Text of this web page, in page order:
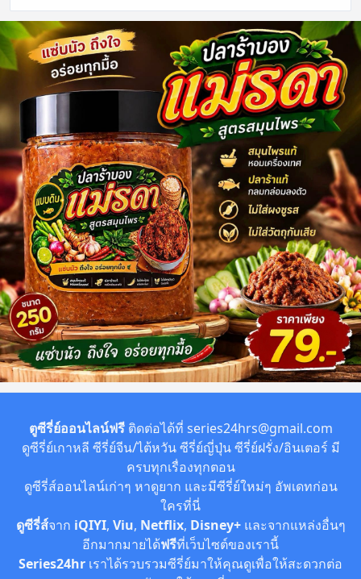
ตูซีรี่ย์ออนไลน์ฟรีติดต่อได้ที่ series24hrs@gmail.com
ดูซีรี่ย์เกาหลี ซีรี่ย์จีน/ไต้หวัน ซีรี่ย์ญี่ปุ่น ซีรี่ย์ฝรั่ง/อินเตอร์ มี
ครบทุกเรื่องทุกตอน
ดูซีรี่ส์ออนไลน์เก่าๆ หาดูยาก และมีซีรี่ย์ใหม่ๆ อัพเดทก่อน
ใครที่นี่
ดูซีรี่ส์จาก iQIYI, Viu, Netflix, Disney+ และจากแหล่งอื่นๆ
อีกมากมายได้ฟรีที่เว็บไซต์ของเรานี้
Series24hr เราได้รวบรวมซีรี่ย์มาให้คุณดูเพื่อให้สะดวกต่อ